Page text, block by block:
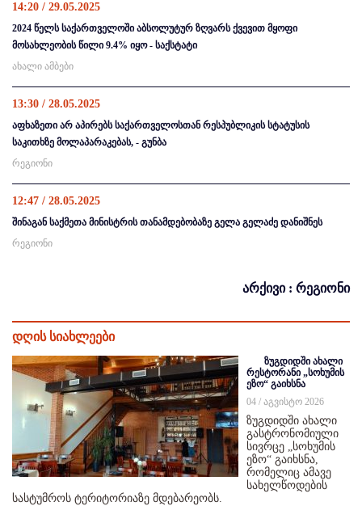
14:20 / 29.05.2025
2024 წელს საქართველოში აბსოლუტურ ზღვარს ქვევით მყოფი
მოსახლეობის წილი 9.4% იყო - საქსტატი
ახალი ამბები
13:30 / 28.05.2025
აფხაზეთი არ აპირებს საქართველოსთან რესპუბლიკის სტატუსის
საკითხზე მოლაპარაკებას, - გუნბა
რეგიონი
12:47 / 28.05.2025
შინაგან საქმეთა მინისტრის თანამდებობაზე გელა გელაძე დანიშნეს
რეგიონი
არქივი : რეგიონი
დღის სიახლეები
ზუგდიდში ახალი
რესტორანი „სოხუმის
ეზო“ გაიხსნა
04 / აგვისტო 2026
ზუგდიდში ახალი
გასტრონომიული
სივრცე „სოხუმის
ეზო“ გაიხსნა,
რომელიც ამავე
სახელწოდების
სასტუმროს ტერიტორიაზე მდებარეობს.